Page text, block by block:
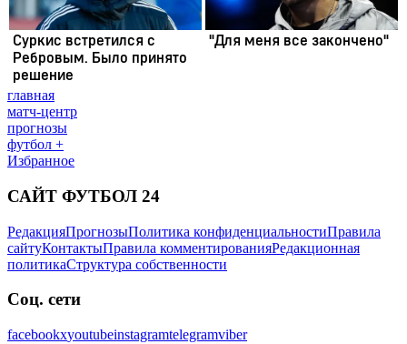
главная
матч-центр
прогнозы
футбол +
Избранное
САЙТ ФУТБОЛ 24
РедакцияПрогнозыПолитика конфиденциальностиПравила
сайтуКонтактыПравила комментированияРедакционная
политикаСтруктура собственности
Соц. сети
facebookxyoutubeinstagramtelegramviber